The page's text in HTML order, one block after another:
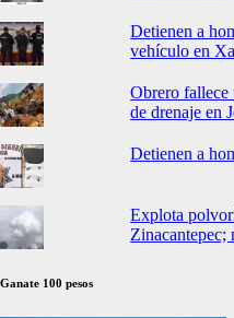
Detienen a
vehículo en
Obrero fallece
de drenaje en
Detienen a
Explota
Zinacantepec;
Ganate 100 pesos